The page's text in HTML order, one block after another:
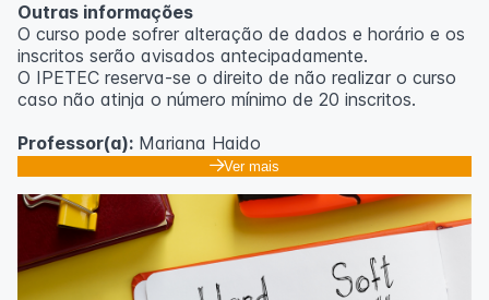
Outras informações
O curso pode sofrer alteração de dados e horário e os
inscritos serão avisados ​​antecipadamente.
O IPETEC reserva-se o direito de não realizar o curso
caso não atinja o número mínimo de 20 inscritos.
Professor(a): Mariana Haido
Ver mais